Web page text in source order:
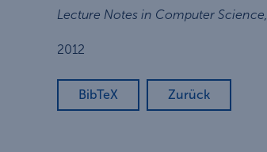
Lecture Notes in Computer Science,
2012
BibTeX Zurück